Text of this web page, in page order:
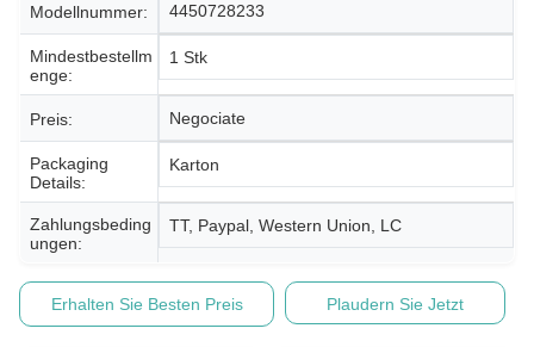
Modellnummer: 4450728233
Mindestbestellm
Enge:
1 Stk
Preis: Negociate
Packaging
Details:
Karton
Zahlungsbeding
Ungen:
TT, Paypal, Western Union, LC
Erhalten Sie Besten Preis Plaudern Sie Jetzt